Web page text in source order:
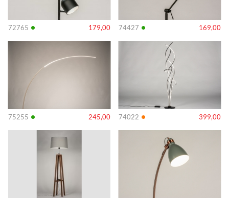
72765 • 179,00 74427 • 169,00
75255 • 245,00
Info
74022 • 399,00
Info
Info Info